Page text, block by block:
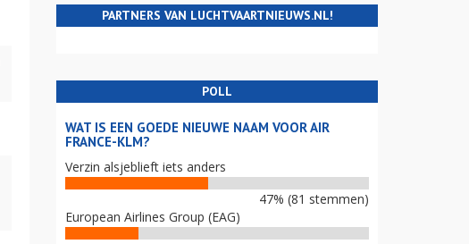
PARTNERS VAN LUCHTVAARTNIEUWS.NL!
POLL
WAT IS EEN GOEDE NIEUWE NAAM VOOR AIR
FRANCE-KLM?
Verzin alsjeblieft iets anders
47% (81 stemmen)
European Airlines Group (EAG)